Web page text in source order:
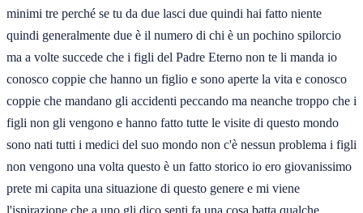
minimi tre perché se tu da due lasci due quindi hai fatto niente
quindi generalmente due è il numero di chi è un pochino spilorcio
ma a volte succede che i figli del Padre Eterno non te li manda io
conosco coppie che hanno un figlio e sono aperte la vita e conosco
coppie che mandano gli accidenti peccando ma neanche troppo che i
figli non gli vengono e hanno fatto tutte le visite di questo mondo
sono nati tutti i medici del suo mondo non c'è nessun problema i figli
non vengono una volta questo è un fatto storico io ero giovanissimo
prete mi capita una situazione di questo genere e mi viene